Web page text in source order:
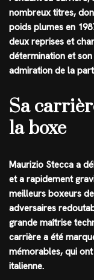
nombreux titres,
poids plumes en
deux reprises et
détermination et
admiration de la
Sa
la boxe
Maurizio Stecca a
et a rapidement
meilleurs boxeurs
adversaires
grande maîtrise
carrière a été
mémorables, qui
italienne.